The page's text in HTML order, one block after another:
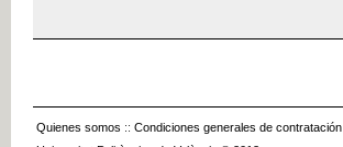
Quienes somos :: Condiciones generales de contratación